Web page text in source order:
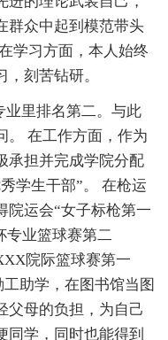
群众中起到模范带头
学习方面，本人始终
刻苦钻研。
业里排名第二。与此
。 在工作方面，作为
承担并完成学院分配
学生干部”。 在枪运
院运会“女子标枪第一
专业篮球赛第二
院际篮球赛第一
助学，在图书馆当图
父母的负担，为自己
同学，同时也能得到